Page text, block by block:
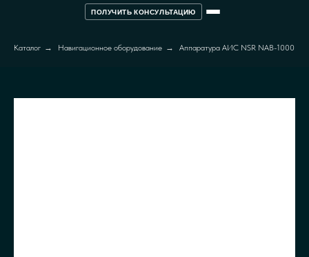
ПОЛУЧИТЬ КОНСУЛЬТАЦИЮ
Каталог → Навигационное оборудование → Аппаратура АИС NSR NAB-1000